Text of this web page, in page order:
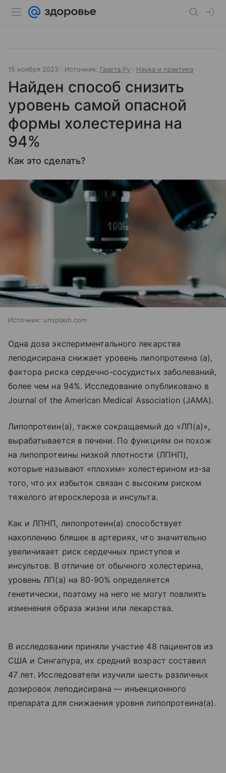
15 ноября 2023 Источник: Газета.Ру Наука и практика
Найден способ снизить
уровень самой опасной
формы холестерина на
94%
Как это сделать?
Источник: unsplash.com
Одна доза экспериментального лекарства
леподисирана снижает уровень липопротеина (а),
фактора риска сердечно-сосудистых заболеваний,
более чем на 94%. Исследование опубликовано в
Journal of the American Medical Association (JAMA).
Липопротеин(а), также сокращаемый до «ЛП(а)»,
вырабатывается в печени. По функциям он похож
на липопротеины низкой плотности (ЛПНП),
которые называют «плохим» холестерином из-за
того, что их избыток связан с высоким риском
тяжелого атеросклероза и инсульта.
Как и ЛПНП, липопротеин(а) способствует
накоплению бляшек в артериях, что значительно
увеличивает риск сердечных приступов и
инсультов. В отличие от обычного холестерина,
уровень ЛП(а) на 80-90% определяется
генетически, поэтому на него не могут повлиять
изменения образа жизни или лекарства.
В исследовании приняли участие 48 пациентов из
США и Сингапура, их средний возраст составил
47 лет. Исследователи изучили шесть различных
дозировок леподисирана — инъекционного
препарата для снижаения уровня липопротеина(а).